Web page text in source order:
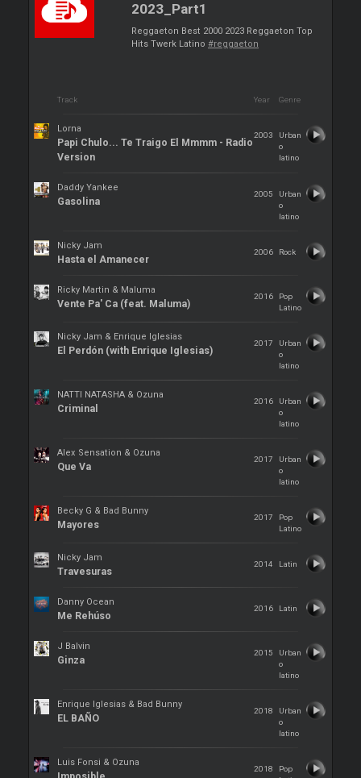
2023_Part1
Reggaeton Best 2000 2023 Reggaeton Top
Hits Twerk Latino #reggaeton
Track Year Genre
Lorna
Papi Chulo... Te Traigo El Mmmm - Radio
Version
2003
Urban
o
latino
Daddy Yankee
Gasolina
2005
Urban
o
latino
Nicky Jam
Hasta el Amanecer
2006 Rock
Ricky Martin & Maluma
Vente Pa' Ca (feat. Maluma)
2016
Pop
Latino
Nicky Jam & Enrique Iglesias
El Perdón (with Enrique Iglesias)
2017
Urban
o
latino
NATTI NATASHA & Ozuna
Criminal
2016
Urban
o
latino
Alex Sensation & Ozuna
Que Va
2017
Urban
o
latino
Becky G & Bad Bunny
Mayores
2017
Pop
Latino
Nicky Jam
Travesuras
2014 Latin
Danny Ocean
Me Rehúso
2016 Latin
J Balvin
Ginza
2015
Urban
o
latino
Enrique Iglesias & Bad Bunny
EL BAÑO
2018
Urban
o
latino
Luis Fonsi & Ozuna
2018
Pop